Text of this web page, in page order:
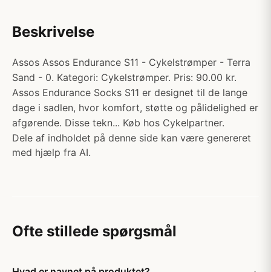
Beskrivelse
Assos Assos Endurance S11 - Cykelstrømper - Terra
Sand - 0. Kategori: Cykelstrømper. Pris: 90.00 kr.
Assos Endurance Socks S11 er designet til de lange
dage i sadlen, hvor komfort, støtte og pålidelighed er
afgørende. Disse tekn... Køb hos Cykelpartner.
Dele af indholdet på denne side kan være genereret
med hjælp fra AI.
Ofte stillede spørgsmål